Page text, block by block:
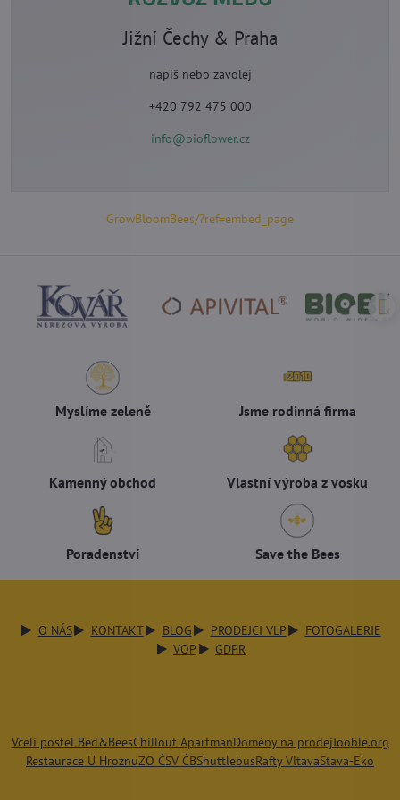
Jižní Čechy & Praha
napiš nebo zavolej
+420 792 475 000
info@bioflower.cz
GrowBloomBees/?ref=embed_page
Myslíme zeleně Jsme rodinná firma
Kamenný obchod Vlastní výroba z vosku
Poradenství Save the Bees
O NÁS KONTAKT BLOG PRODEJCI VLP
FOTOGALERIE
VOP
GDPR
Včelí postel Bed&BeesChillout ApartmanDomény na prodejJooble.org
Restaurace U HroznuZO ČSV ČBShuttlebusRafty VltavaStava-Eko